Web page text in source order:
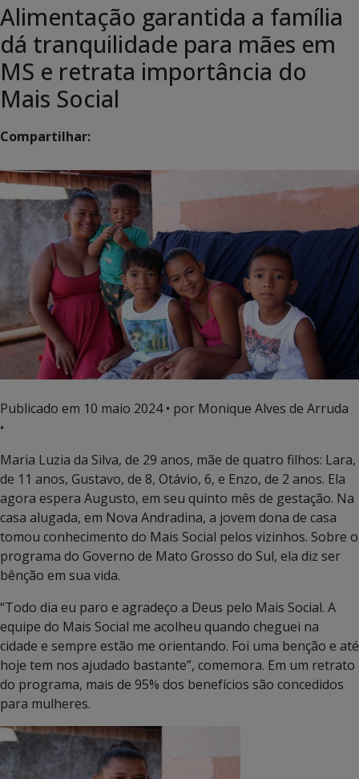
Alimentação garantida a família
dá tranquilidade para mães em
MS e retrata importância do
Mais Social
Compartilhar:
Publicado em 10 maio 2024• por Monique Alves de Arruda
•
Maria Luzia da Silva, de 29 anos, mãe de quatro filhos: Lara,
de 11 anos, Gustavo, de 8, Otávio, 6, e Enzo, de 2 anos. Ela
agora espera Augusto, em seu quinto mês de gestação. Na
casa alugada, em Nova Andradina, a jovem dona de casa
tomou conhecimento do Mais Social pelos vizinhos. Sobre o
programa do Governo de Mato Grosso do Sul, ela diz ser
bênção em sua vida.
“Todo dia eu paro e agradeço a Deus pelo Mais Social. A
equipe do Mais Social me acolheu quando cheguei na
cidade e sempre estão me orientando. Foi uma benção e até
hoje tem nos ajudado bastante”, comemora. Em um retrato
do programa, mais de 95% dos benefícios são concedidos
para mulheres.